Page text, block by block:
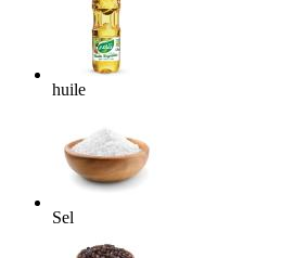
huile
Sel